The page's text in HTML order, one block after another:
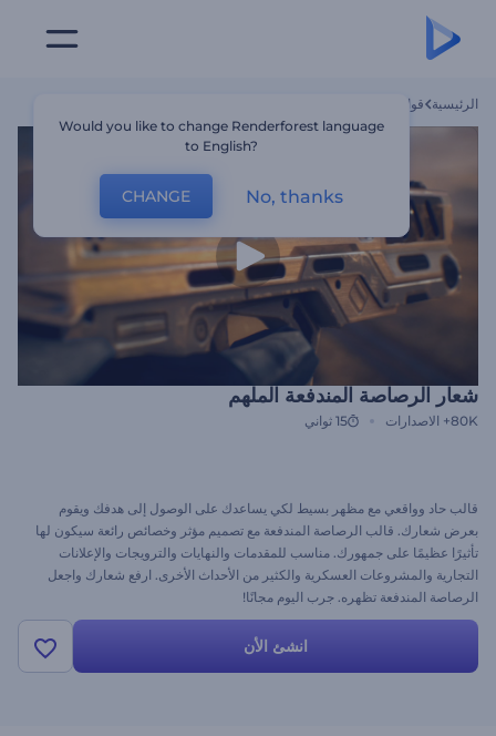
الرئيسية قوالب
شعار الرصاصة المندفعة الملهم
80K+ الاصدارات 15 ثواني
قالب حاد وواقعي مع مظهر بسيط لكي يساعدك على الوصول إلى هدفك ويقوم
بعرض شعارك. قالب الرصاصة المندفعة مع تصميم مؤثر وخصائص رائعة سيكون لها
تأثيرًا عظيمًا على جمهورك. مناسب للمقدمات والنهايات والترويجات والإعلانات
التجارية والمشروعات العسكرية والكثير من الأحداث الأخرى. ارفع شعارك واجعل
الرصاصة المندفعة تظهره. جرب اليوم مجانًا!
انشئ الأن
Would you like to change Renderforest language
to English?
CHANGE No, thanks